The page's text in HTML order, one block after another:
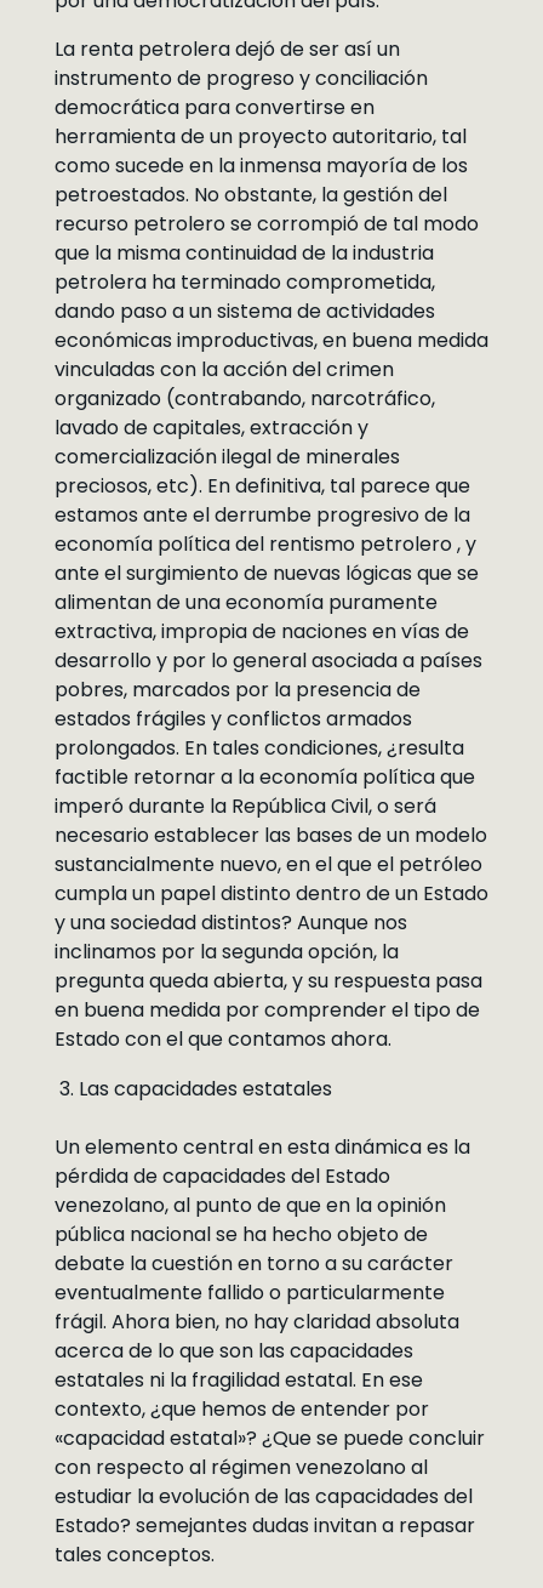
La renta petrolera dejó de ser así un
instrumento de progreso y conciliación
democrática para convertirse en
herramienta de un proyecto autoritario, tal
como sucede en la inmensa mayoría de los
petroestados. No obstante, la gestión del
recurso petrolero se corrompió de tal modo
que la misma continuidad de la industria
petrolera ha terminado comprometida,
dando paso a un sistema de actividades
económicas improductivas, en buena medida
vinculadas con la acción del crimen
organizado (contrabando, narcotráfico,
lavado de capitales, extracción y
comercialización ilegal de minerales
preciosos, etc). En definitiva, tal parece que
estamos ante el derrumbe progresivo de la
economía política del rentismo petrolero , y
ante el surgimiento de nuevas lógicas que se
alimentan de una economía puramente
extractiva, impropia de naciones en vías de
desarrollo y por lo general asociada a países
pobres, marcados por la presencia de
estados frágiles y conflictos armados
prolongados. En tales condiciones, ¿resulta
factible retornar a la economía política que
imperó durante la República Civil, o será
necesario establecer las bases de un modelo
sustancialmente nuevo, en el que el petróleo
cumpla un papel distinto dentro de un Estado
y una sociedad distintos? Aunque nos
inclinamos por la segunda opción, la
pregunta queda abierta, y su respuesta pasa
en buena medida por comprender el tipo de
Estado con el que contamos ahora.
Las capacidades estatales
Un elemento central en esta dinámica es la
pérdida de capacidades del Estado
venezolano, al punto de que en la opinión
pública nacional se ha hecho objeto de
debate la cuestión en torno a su carácter
eventualmente fallido o particularmente
frágil. Ahora bien, no hay claridad absoluta
acerca de lo que son las capacidades
estatales ni la fragilidad estatal. En ese
contexto, ¿que hemos de entender por
«capacidad estatal»? ¿Que se puede concluir
con respecto al régimen venezolano al
estudiar la evolución de las capacidades del
Estado? semejantes dudas invitan a repasar
tales conceptos.